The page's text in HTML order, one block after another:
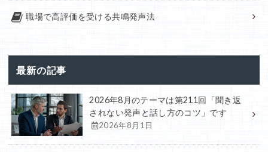
職場で高評価を受ける共鳴発声法
最新の記事
2026年8月のテーマは第211回「聞き返
されない発声と話し方のコツ」です
2026年8月1日